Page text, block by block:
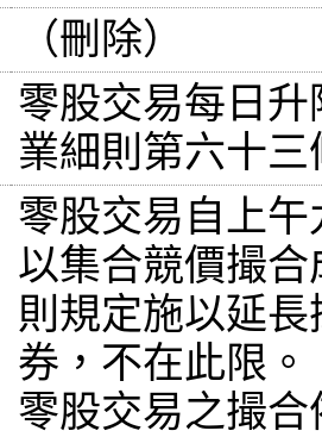
（刪除）
零股交易每日
業細則第六十
零股交易自上
以集合競價撮
則規定施以延
券，不在此限。
零股交易之撮